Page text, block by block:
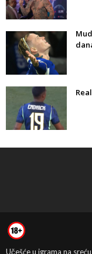
Učešće u igrama na